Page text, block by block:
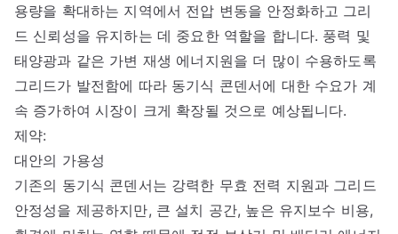
용량을 확대하는 지역에서 전압 변동을 안정화하고 그리
드 신뢰성을 유지하는 데 중요한 역할을 합니다. 풍력 및
태양광과 같은 가변 재생 에너지원을 더 많이 수용하도록
그리드가 발전함에 따라 동기식 콘덴서에 대한 수요가 계
속 증가하여 시장이 크게 확장될 것으로 예상됩니다.
제약:
대안의 가용성
기존의 동기식 콘덴서는 강력한 무효 전력 지원과 그리드
안정성을 제공하지만, 큰 설치 공간, 높은 유지보수 비용,